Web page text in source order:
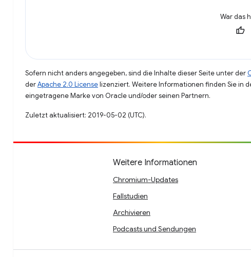
War das
Sofern nicht anders angegeben, sind die Inhalte dieser Seite unter der
derApache 2.0 Licenselizenziert. Weitere Informationen finden Sie in
eingetragene Marke von Oracle und/oder seinen Partnern.
Zuletzt aktualisiert: 2019-05-02 (UTC).
Weitere Informationen
Chromium-Updates
Fallstudien
Archivieren
Podcasts und Sendungen